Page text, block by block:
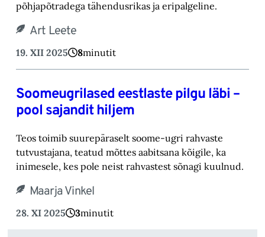
põhjapõtradega tähendusrikas ja eripalgeline.
Art Leete
19. XII 2025 8minutit
Soomeugrilased eestlaste pilgu läbi –
pool sajandit hiljem
Teos toimib suurepäraselt soome-ugri rahvaste
tutvustajana, teatud mõttes aabitsana kõigile, ka
inimesele, kes pole neist rahvastest sõnagi kuulnud.
Maarja Vinkel
28. XI 2025 3minutit